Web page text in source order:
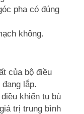
pha có đúng
không.
của bộ điều
lắp.
khiển tụ bù
trị trung bình